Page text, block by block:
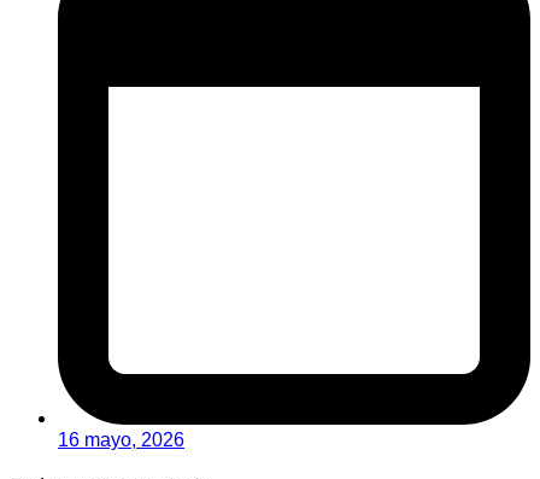
16 mayo, 2026